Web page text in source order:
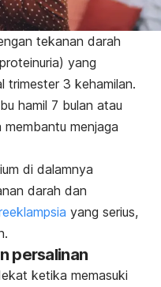
tekanan darah
yang
trimester 3 kehamilan.
hamil 7 bulan atau
menjaga
di dalamnya
darah dan
yang serius,
persalinan
ketika memasuki